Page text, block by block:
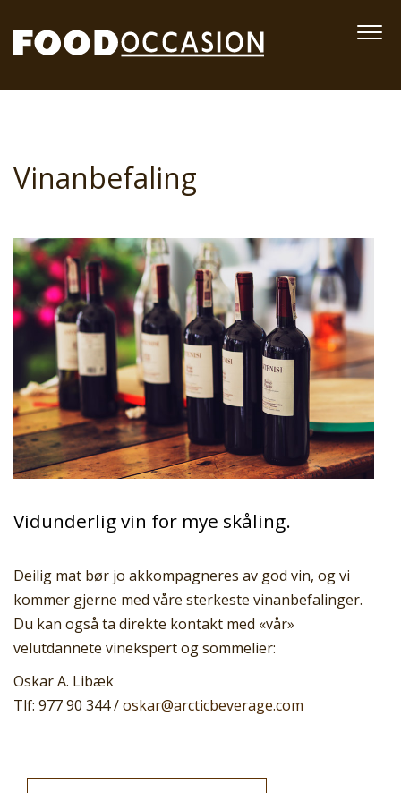
Vinanbefaling
Vidunderlig vin for mye skåling.
Deilig mat bør jo akkompagneres av god vin, og vi
kommer gjerne med våre sterkeste vinanbefalinger.
Du kan også ta direkte kontakt med «vår»
velutdannete vinekspert og sommelier:
Oskar A. Libæk
Tlf: 977 90 344 /oskar@arcticbeverage.com